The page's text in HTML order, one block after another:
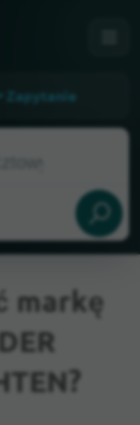
Zapytanie
markę